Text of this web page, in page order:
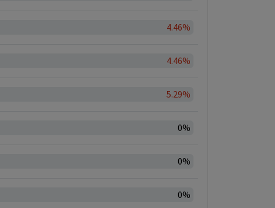
4.46%
4.46%
5.29%
0%
0%
0%